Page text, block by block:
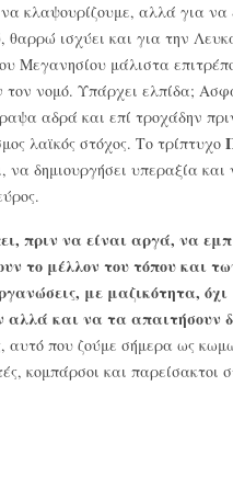
κλαψουρίζουμε, αλλά για να
θαρρώ ισχύει και για την
Μεγανησίου μάλιστα
τον νομό. Υπάρχει ελπίδα;
αδρά και επί τροχάδην
λαϊκός στόχος. Το τρίπτυχο
να δημιουργήσει υπεραξία
πριν να είναι αργά, να
το μέλλον του τόπου και
με μαζικότητα,
και να τα απαιτήσουν
αυτό που ζούμε σήμερα ως
κομπάρσοι και παρείσακτοι